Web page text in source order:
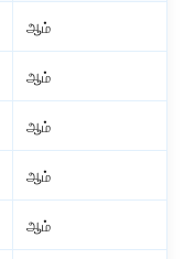
ஆம்
ஆம்
ஆம்
ஆம்
ஆம்